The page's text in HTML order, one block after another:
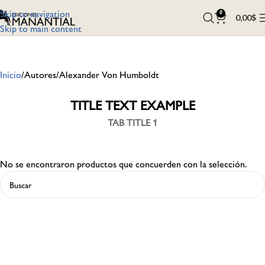
Skip to navigation
Skip to main content
0 0,00$
Inicio Autores Alexander Von Humboldt
TITLE TEXT EXAMPLE
TAB TITLE 1
No se encontraron productos que concuerden con la selección.